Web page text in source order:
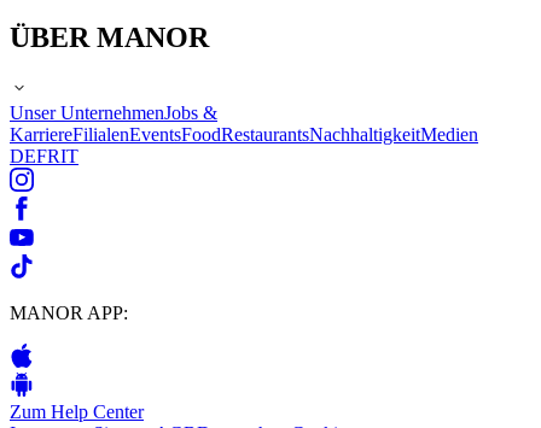
ÜBER MANOR
Unser UnternehmenJobs &
KarriereFilialenEventsFoodRestaurantsNachhaltigkeitMedien
DEFRIT
MANOR APP:
Zum Help Center